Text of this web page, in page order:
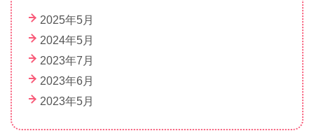
2025年5月
2024年5月
2023年7月
2023年6月
2023年5月